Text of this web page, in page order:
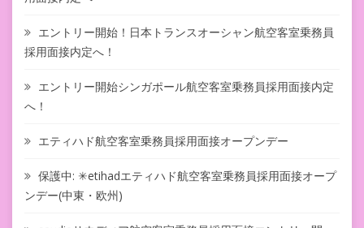
エントリー開始！日本トランスオーシャン航空客室乗務員
採用面接内定へ！
エントリー開始シンガポール航空客室乗務員採用面接内定
へ！
エティハド航空客室乗務員採用面接オープンデー
保護中: ✳︎etihadエティハド航空客室乗務員採用面接オープ
ンデー(中東・欧州)